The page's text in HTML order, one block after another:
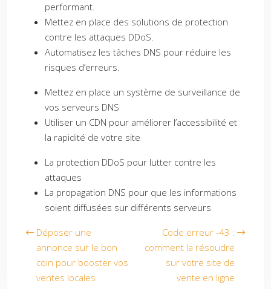
performant.
Mettez en place des solutions de protection
contre les attaques DDoS.
Automatisez les tâches DNS pour réduire les
risques d’erreurs.
Mettez en place un système de surveillance de
vos serveurs DNS
Utiliser un CDN pour améliorer l’accessibilité et
la rapidité de votre site
La protection DDoS pour lutter contre les
attaques
La propagation DNS pour que les informations
soient diffusées sur différents serveurs
Déposer une
annonce sur le bon
coin pour booster vos
ventes locales
Code erreur -43 :
comment la résoudre
sur votre site de
vente en ligne